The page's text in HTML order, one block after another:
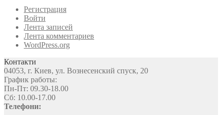
Регистрация
Войти
Лента записей
Лента комментариев
WordPress.org
Контакти
04053, г. Киев, ул. Вознесенский спуск, 20
График работы:
Пн-Пт: 09.30-18.00
Сб: 10.00-17.00
Телефони: